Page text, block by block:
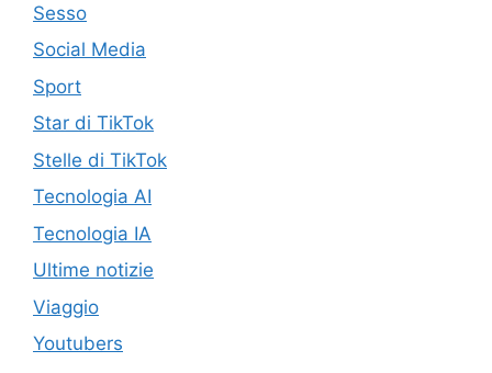
Sesso
Social Media
Sport
Star di TikTok
Stelle di TikTok
Tecnologia AI
Tecnologia IA
Ultime notizie
Viaggio
Youtubers